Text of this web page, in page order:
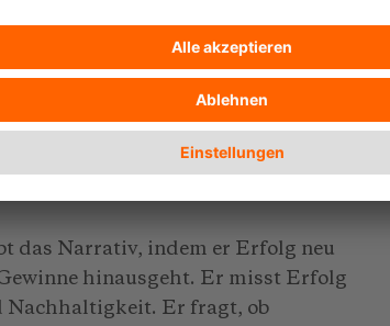
der 17 Ziele für nachhaltige
Erfolg noch immer in
während tiefer gehende Fragen
Frauen Entscheidungsträgerinnen
Landschaften geschützt oder der
das Narrativ, indem er Erfolg neu
hinausgeht. Er misst Erfolg
Nachhaltigkeit. Er fragt, ob